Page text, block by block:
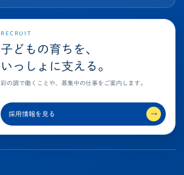
RECRUIT
子どもの育ちを、
いっしょに支える。
彩の調で働くことや、募集中の仕事をご案内します。
採用情報を見る →